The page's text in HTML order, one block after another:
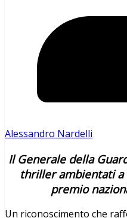
Alessandro Nardelli
Il Generale della
thriller ambientati
premio
Un riconoscimento che